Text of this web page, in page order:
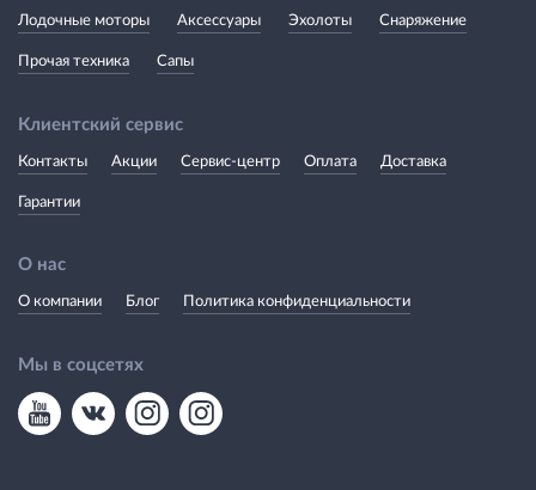
Лодочные моторы Аксессуары Эхолоты Снаряжение
Прочая техника Сапы
Клиентский сервис
Контакты Акции Сервис-центр Оплата Доставка
Гарантии
О нас
О компании Блог Политика конфиденциальности
Мы в соцсетях